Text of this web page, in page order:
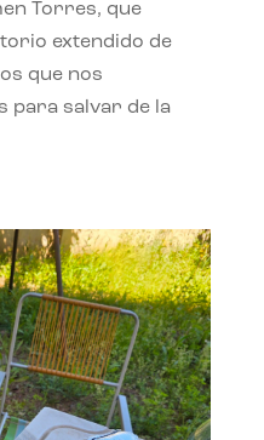
Torres, que
extendido de
que nos
para salvar de la